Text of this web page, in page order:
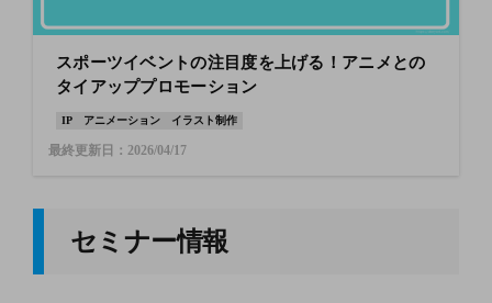
スポーツイベントの注目度を上げる！アニメとの
タイアッププロモーション
IP アニメーション イラスト制作
最終更新日：2026/04/17
セミナー情報